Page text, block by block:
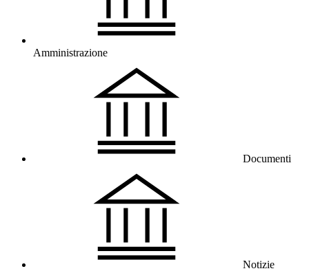
Amministrazione
Documenti
Notizie